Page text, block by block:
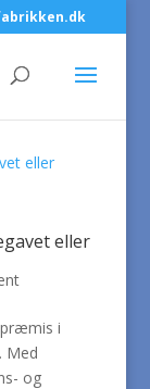
eller
i
Med
og